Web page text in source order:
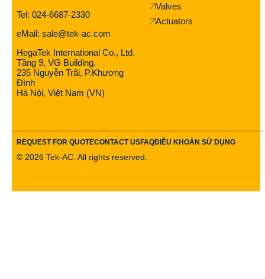
Tel: 024-6687-2330
eMail: sale@tek-ac.com
HegaTek International Co., Ltd.
Tầng 9, VG Building,
235 Nguyễn Trãi, P.Khương
Đình
Hà Nội, Việt Nam (VN)
Valves
Actuators
REQUEST FOR QUOTECONTACT USFAQĐIỀU KHOẢN SỬ DỤNG
© 2026 Tek-AC. All rights reserved.